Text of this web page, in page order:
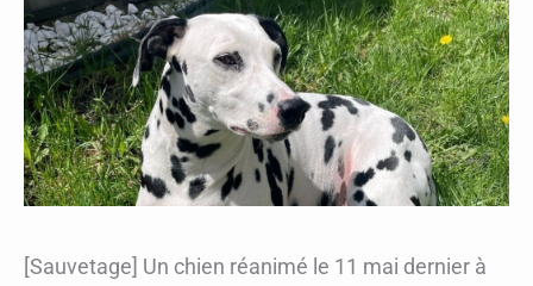
[Sauvetage] Un chien réanimé le 11 mai dernier à